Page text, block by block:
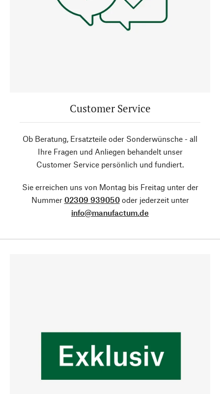
Customer Service
Ob Beratung, Ersatzteile oder Sonderwünsche - all
Ihre Fragen und Anliegen behandelt unser
Customer Service persönlich und fundiert.
Sie erreichen uns von Montag bis Freitag unter der
Nummer 02309 939050oder jederzeit unter
info@manufactum.de